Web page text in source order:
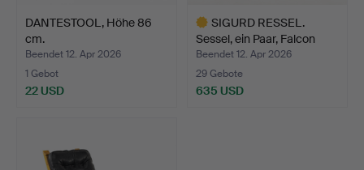
DANTESTOOL, Höhe 86
cm.
Beendet 12. Apr 2026
1 Gebot
22 USD
SIGURD RESSEL.
Sessel, ein Paar, Falcon
Ch…
Beendet 12. Apr 2026
29 Gebote
635 USD